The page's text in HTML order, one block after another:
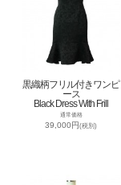
黒織柄フリル付きワンピ
ース
Black Dress With Frill
通常価格
39,000円(税別)